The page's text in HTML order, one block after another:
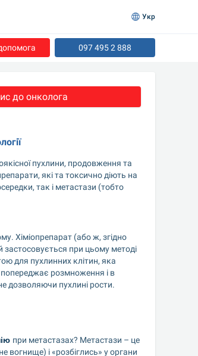
097 495 2 888
до онколога
пухлини, продовження та
які та токсично діють на
так і метастази (тобто
Хіміопрепарат (або ж, згідно
застосовується при цьому методі
для пухлинних клітин, яка
попереджає розмноження і в
дозволяючи пухлині рости.
при метастазах? Метастази – це
вогнище) і «розбіглись» у органи
Укр